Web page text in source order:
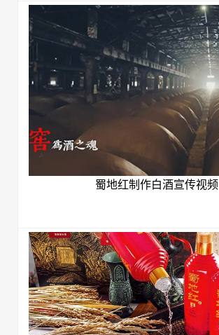
蜀地红制作白酒宣传视频